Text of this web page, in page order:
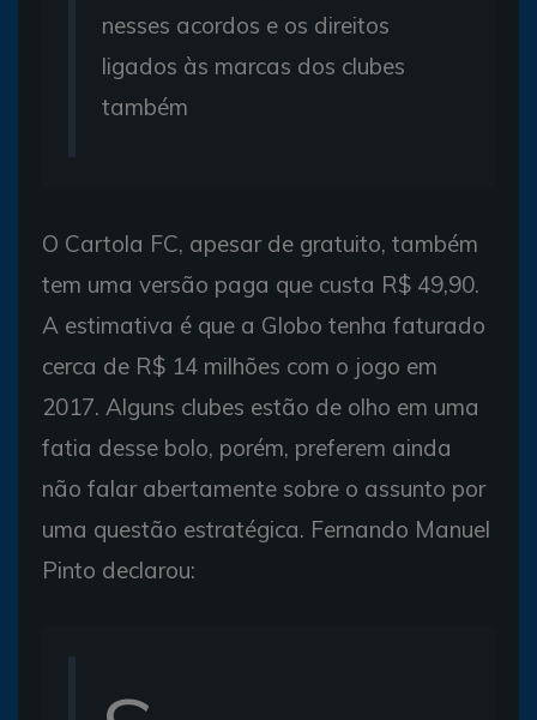
nesses acordos e os direitos
ligados às marcas dos clubes
também
O Cartola FC, apesar de gratuito, também
tem uma versão paga que custa R$ 49,90.
A estimativa é que a Globo tenha faturado
cerca de R$ 14 milhões com o jogo em
2017. Alguns clubes estão de olho em uma
fatia desse bolo, porém, preferem ainda
não falar abertamente sobre o assunto por
uma questão estratégica. Fernando Manuel
Pinto declarou: